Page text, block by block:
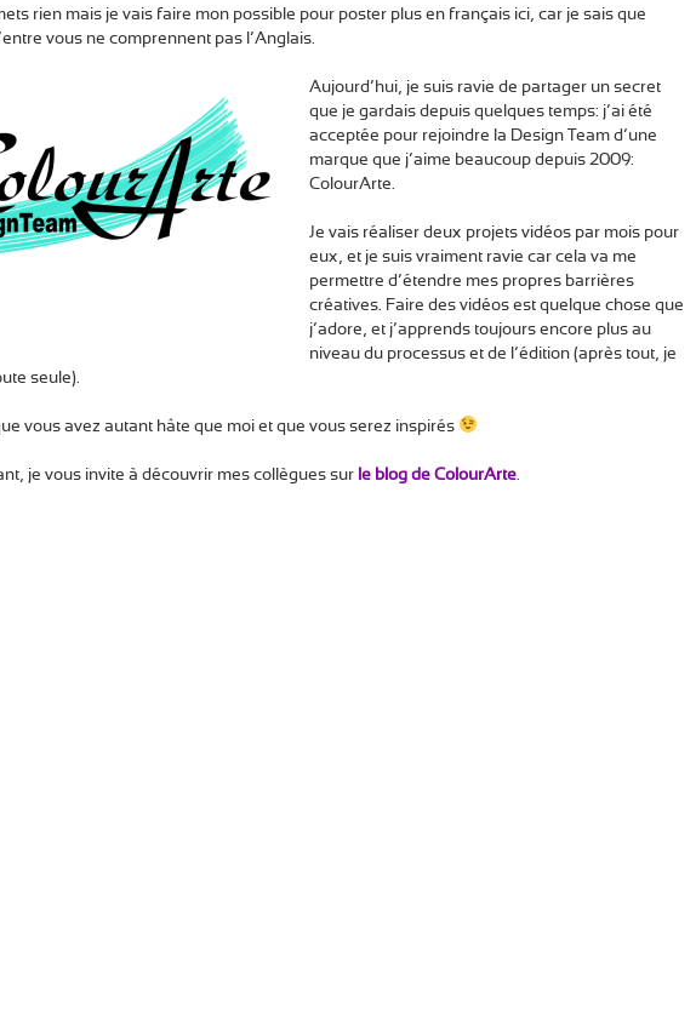
rien mais je vais faire mon possible pour poster plus en français ici, car je sais que
vous ne comprennent pas l’Anglais.
Aujourd’hui, je suis ravie de partager un secret
que je gardais depuis quelques temps: j’ai été
acceptée pour rejoindre la Design Team d’une
marque que j’aime beaucoup depuis 2009:
ColourArte.
Je vais réaliser deux projets vidéos par mois pour
eux, et je suis vraiment ravie car cela va me
permettre d’étendre mes propres barrières
créatives. Faire des vidéos est quelque chose que
j’adore, et j’apprends toujours encore plus au
niveau du processus et de l’édition (après tout, je
seule).
vous avez autant hâte que moi et que vous serez inspirés
je vous invite à découvrir mes collègues sur le blog de ColourArte.